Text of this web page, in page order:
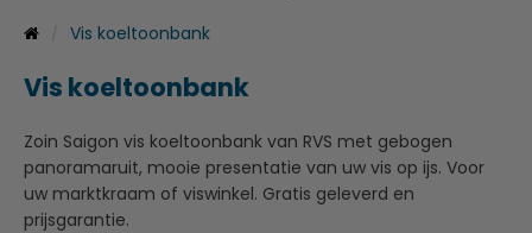
Vis koeltoonbank
Vis koeltoonbank
Zoin Saigon vis koeltoonbank van RVS met gebogen
panoramaruit, mooie presentatie van uw vis op ijs. Voor
uw marktkraam of viswinkel. Gratis geleverd en
prijsgarantie.